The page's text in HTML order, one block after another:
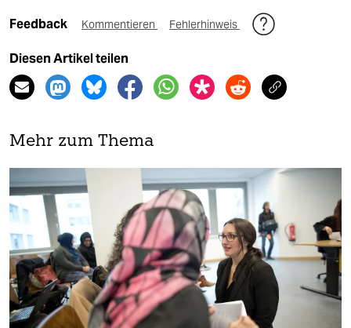
Feedback Kommentieren Fehlerhinweis
Diesen Artikel teilen
Mehr zum Thema